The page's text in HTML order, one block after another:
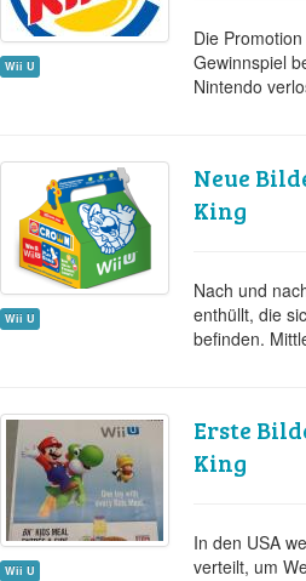
Wii U
Die
Gewinnspiel
Nintendo
Wii U
Neue
King
Nach und
enthüllt, die
befinden.
Wii U
Erste
King
In den USA
verteilt, um